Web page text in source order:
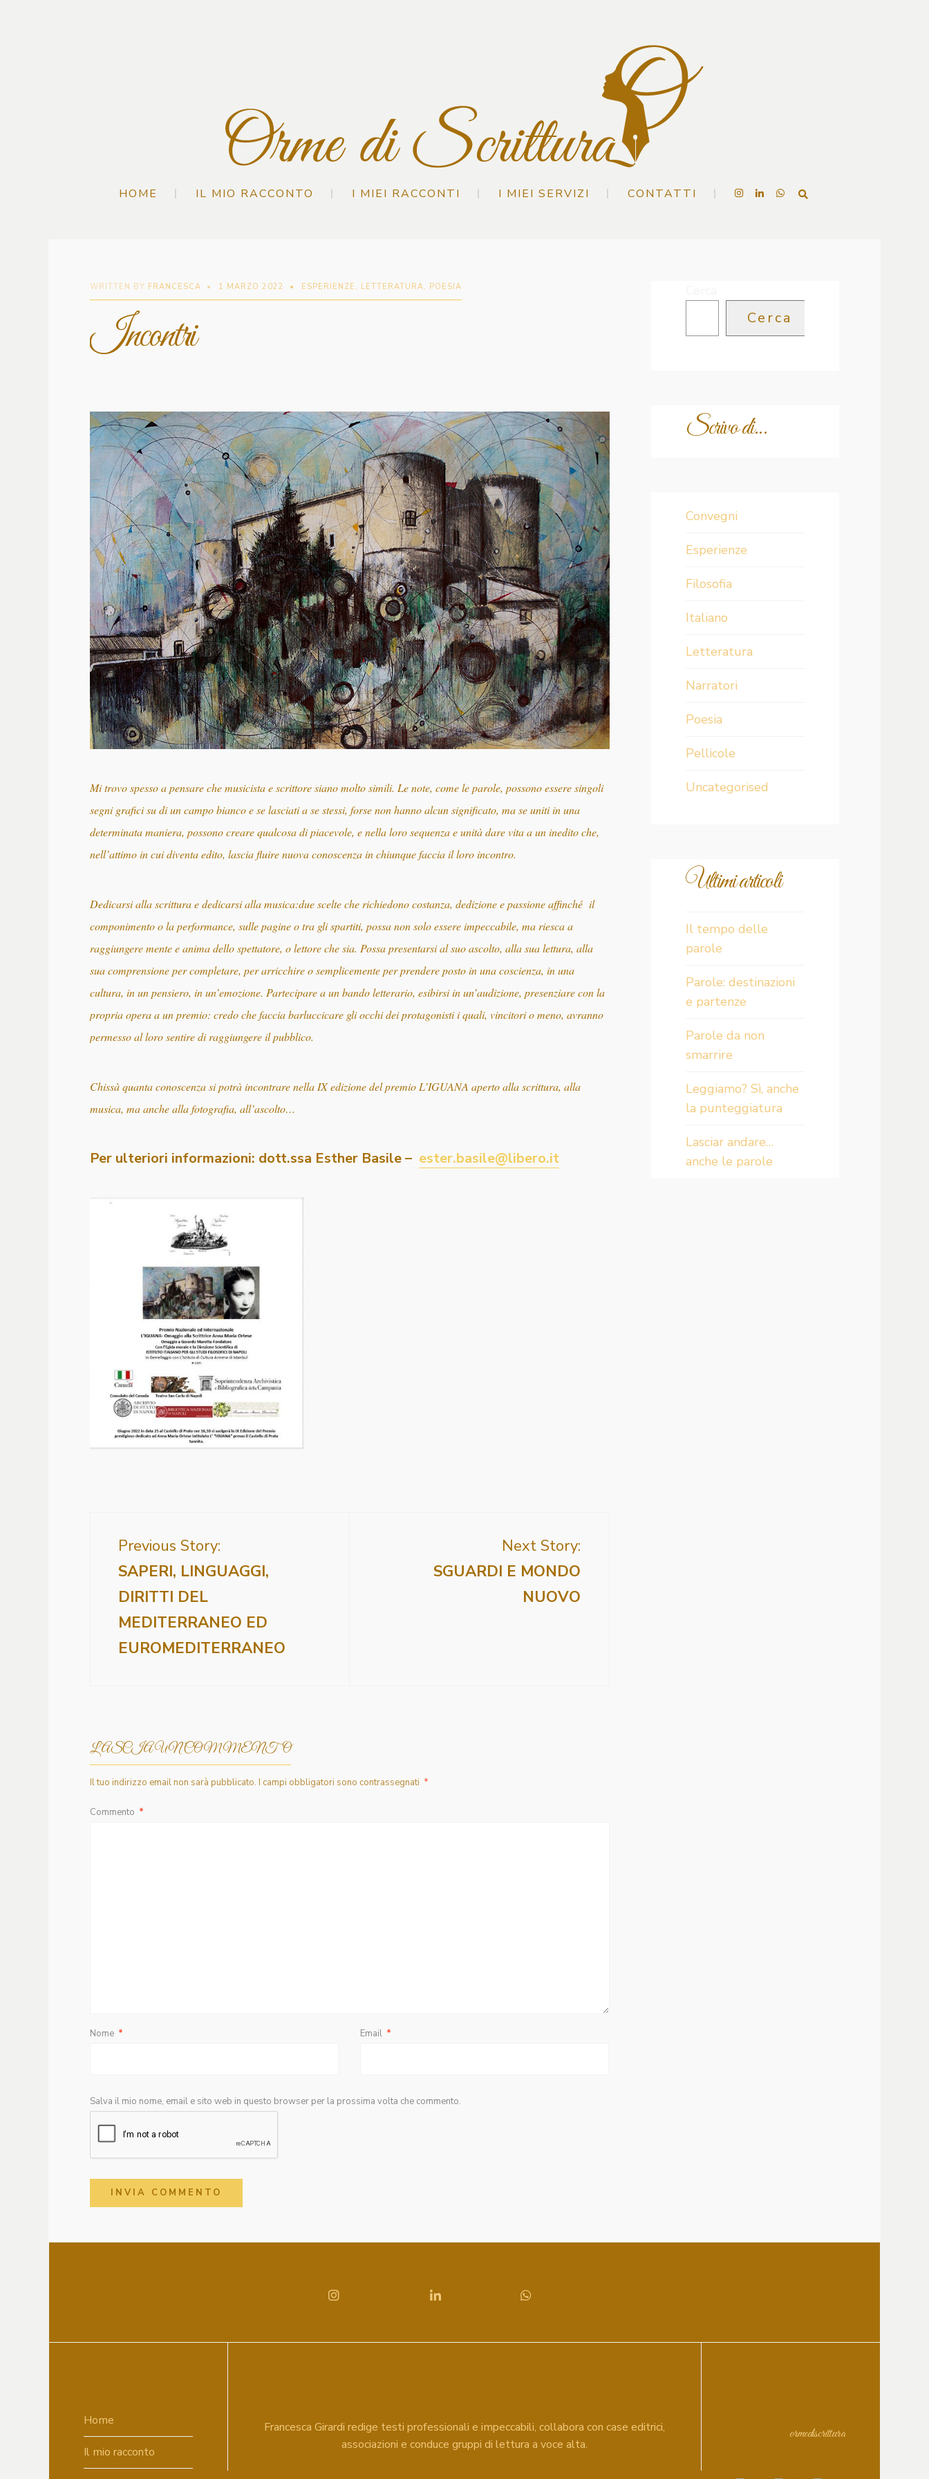
HOME IL MIO RACCONTO I MIEI RACCONTI I MIEI SERVIZI CONTATTI
WRITTEN BY FRANCESCA • 1 MARZO 2022 • ESPERIENZE , LETTERATURA, POESIA
Incontri
Mi trovo spesso a pensare che musicista e scrittore siano molto simili. Le note, come le parole, possono essere singoli
segni grafici su di un campo bianco e se lasciati a se stessi, forse non hanno alcun significato, ma se uniti in una
determinata maniera, possono creare qualcosa di piacevole, e nella loro sequenza e unità dare vita a un inedito che,
nell’attimo in cui diventa edito, lascia fluire nuova conoscenza in chiunque faccia il loro incontro.
Dedicarsi alla scrittura e dedicarsi alla musica:due scelte che richiedono costanza, dedizione e passione affinché il
componimento o la performance, sulle pagine o tra gli spartiti, possa non solo essere impeccabile, ma riesca a
raggiungere mente e anima dello spettatore, o lettore che sia. Possa presentarsi al suo ascolto, alla sua lettura, alla
sua comprensione per completare, per arricchire o semplicemente per prendere posto in una coscienza, in una
cultura, in un pensiero, in un’emozione. Partecipare a un bando letterario, esibirsi in un’audizione, presenziare con la
propria opera a un premio: credo che faccia barluccicare gli occhi dei protagonisti i quali, vincitori o meno, avranno
permesso al loro sentire di raggiungere il pubblico.
Chissà quanta conoscenza si potrà incontrare nella IX edizione del premio L’IGUANA aperto alla scrittura, alla
musica, ma anche alla fotografia, all’ascolto…
Per ulteriori informazioni: dott.ssa Esther Basile – ester.basile@libero.it
Previous Story:
SAPERI, LINGUAGGI,
DIRITTI DEL
MEDITERRANEO ED
EUROMEDITERRANEO
Next Story:
SGUARDI E MONDO
NUOVO
LASCIA UN COMMENTO
Il tuo indirizzo email non sarà pubblicato. I campi obbligatori sono contrassegnati *
Commento *
Nome * Email *
Salva il mio nome, email e sito web in questo browser per la prossima volta che commento.
Cerca
Scrivo di...
Convegni
Esperienze
Filosofia
Italiano
Letteratura
Narratori
Poesia
Pellicole
Uncategorised
Ultimi articoli
Il tempo delle
parole
Parole: destinazioni
e partenze
Parole da non
smarrire
Leggiamo? Sì, anche
la punteggiatura
Lasciar andare…
anche le parole
Home
Il mio racconto
Francesca Girardi redige testi professionali e impeccabili, collabora con case editrici,
associazioni e conduce gruppi di lettura a voce alta.
ormediscrittura